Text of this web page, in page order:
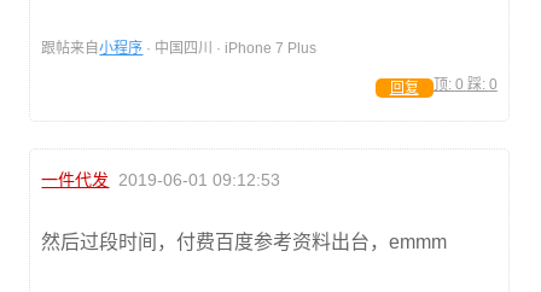
跟帖来自小程序 · 中国四川 · iPhone 7 Plus
顶: 0 踩: 0
回复
一件代发 2019-06-01 09:12:53
然后过段时间，付费百度参考资料出台，emmm